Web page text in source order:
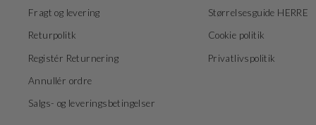
Fragt og levering
Returpolitk
Registér Returnering
Annullér ordre
Salgs- og leveringsbetingelser
Størrelsesguide HERRE
Cookie politik
Privatlivspolitik